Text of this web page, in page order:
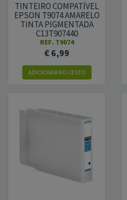
TINTEIRO COMPATÍVEL
EPSON T9074 AMARELO
TINTA PIGMENTADA
C13T907440
REF. T9074
€ 6,99
ADICIONARAO CESTO